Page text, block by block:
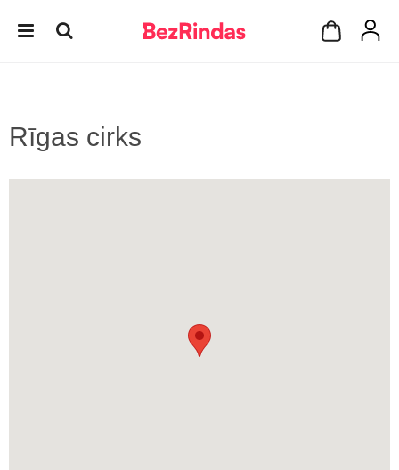
Rīgas cirks